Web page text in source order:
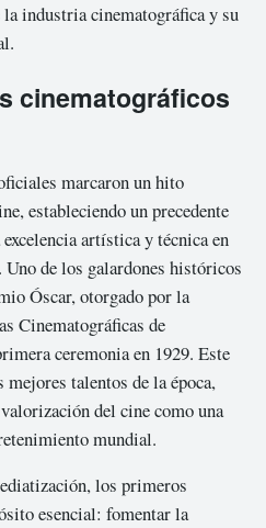
industria cinematográfica y su
cinematográficos
marcaron un hito
estableciendo un precedente
artística y técnica en
de los galardones históricos
Óscar, otorgado por la
Cinematográficas de
ceremonia en 1929. Este
talentos de la época,
del cine como una
mundial.
los primeros
esencial: fomentar la